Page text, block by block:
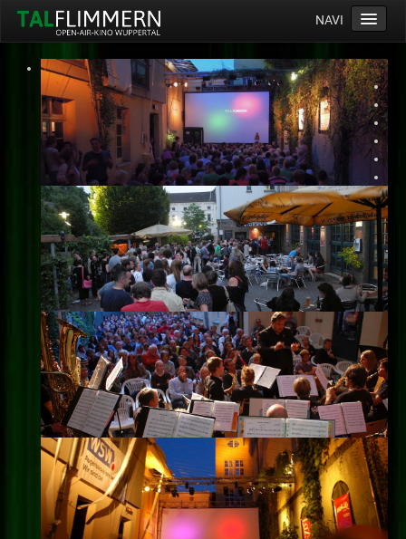
NAVI
Home
Programm
Service
Ticketinfos
Ort
Anreise
Wetter
Kinogutschein
Konzept
Archiv
Kontakt
Impressum
Datenschutz